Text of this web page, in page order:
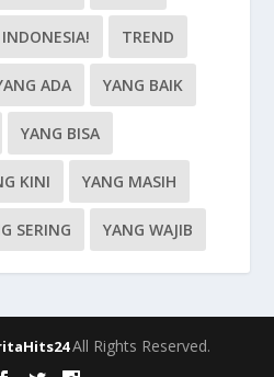
TREND
ADA YANG BAIK
YANG BISA
KINI YANG MASIH
SERING YANG WAJIB
All Rights Reserved.